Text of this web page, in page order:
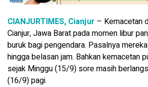
CIANJURTIMES, Cianjur – Kemacetan
Cianjur, Jawa Barat pada momen libur
buruk bagi pengendara. Pasalnya
hingga belasan jam. Bahkan kemacetan
sejak Minggu (15/9) sore masih
(16/9) pagi.